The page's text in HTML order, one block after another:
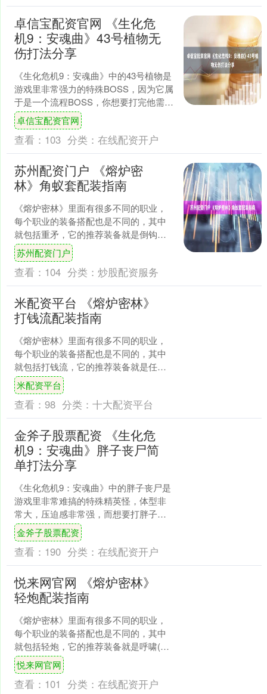
卓信宝配资官网 《生化危
机9：安魂曲》43号植物无
伤打法分享
《生化危机9：安魂曲》中的43号植物是
游戏里非常强力的特殊BOSS，因为它属
于是一个流程BOSS，你想要打完他需要
走很长的路，到最后打巨型植物的时候
可以直接使用....
卓信宝配资官网
查看： 103 分类： 在线配资开户
苏州配资门户 《熔炉密
林》角蚁套配装指南
《熔炉密林》里面有很多不同的职业，
每个职业的装备搭配也是不同的，其中
就包括重矛，它的推荐装备就是倒钩长
矛(破招护身宝石，重抽宝石，沉重宝
石)，咕吼猿最棒头花，喵....
苏州配资门户
查看： 104 分类： 炒股配资服务
米配资平台 《熔炉密林》
打钱流配装指南
《熔炉密林》里面有很多不同的职业，
每个职业的装备搭配也是不同的，其中
就包括打钱流，它的推荐装备就是任意
武器(特福能量提取宝石)，牛拳王护头，
孤呱蝠冲锋衣，孤呱蝠....
米配资平台
查看： 98 分类： 十大配资平台
金斧子股票配资 《生化危
机9：安魂曲》胖子丧尸简
单打法分享
《生化危机9：安魂曲》中的胖子丧尸是
游戏里非常难搞的特殊精英怪，体型非
常大，压迫感非常强，而想要打胖子丧
尸的话可以先看情况，比如阁楼那里的
胖子丧尸，勾引到小门的....
金斧子股票配资
查看： 190 分类： 在线配资开户
悦来网官网 《熔炉密林》
轻炮配装指南
《熔炉密林》里面有很多不同的职业，
每个职业的装备搭配也是不同的，其中
就包括轻炮，它的推荐装备就是呼啸(轻
便宝石，耐心宝石，贯注伤害宝石)，霜
豪猪头带，千植鹤华服....
悦来网官网
查看： 101 分类： 在线配资开户